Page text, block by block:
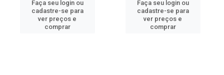
Faça seu login ou
cadastre-se para
ver preços e
comprar
Faça seu login ou
cadastre-se para
ver preços e
comprar